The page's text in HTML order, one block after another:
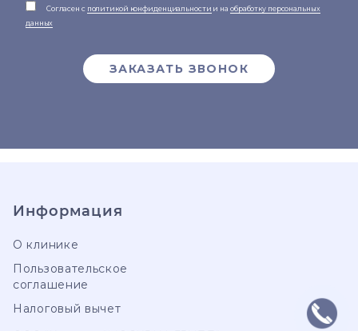
Согласен с политикой конфиденциальности и на обработку персональных
данных
ЗАКАЗАТЬ ЗВОНОК
Информация
О клинике
Пользовательское
соглашение
Налоговый вычет